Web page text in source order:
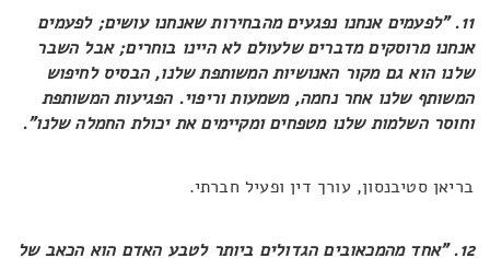
11. "לפעמים אנחנו נפגעים מהבחירות שאנחנו עושים; לפעמים
אנחנו מרוסקים מדברים שלעולם לא היינו בוחרים; אבל השבר
שלנו הוא גם מקור האנושיות המשותפת שלנו, הבסיס לחיפוש
המשותף שלנו אחר נחמה, משמעות וריפוי. הפגיעות המשותפת
וחוסר השלמות שלנו מטפחים ומקיימים את יכולת החמלה שלנו".
בריאן סטיבנסון, עורך דין ופעיל חברתי.
12. "אחד מהמכאובים הגדולים ביותר לטבע האדם הוא הכאב של